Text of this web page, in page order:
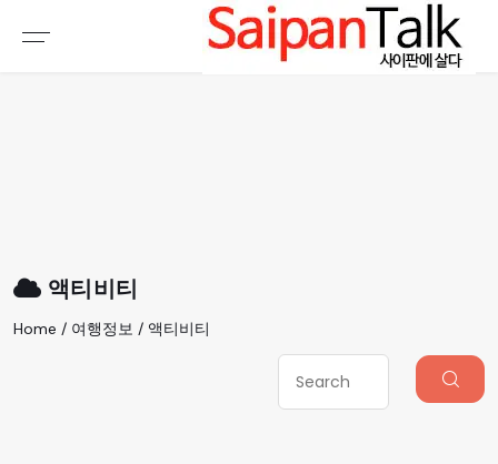
액티비티
Home / 여행정보 / 액티비티
여행정보
생활정보
갤러리 & 동영상